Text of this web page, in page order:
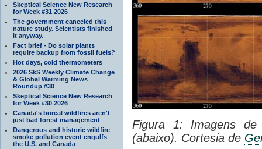
Skeptical Science New Research
for Week #31 2026
The government canceled this
nature study. Scientists finished
it anyway.
Fact brief - Do solar plants
require backup from fossil fuels?
Hot days, cold thermometers
2026 SkS Weekly Climate Change
& Global Warming News
Roundup #30
Skeptical Science New Research
for Week #30 2026
Canada's boreal wildfires aren't
just bad forest management
Dangerous and historic wildfire
smoke pollution event engulfs
the U.S. and Canada
Figura 1: Imagens
(abaixo). Cortesia de